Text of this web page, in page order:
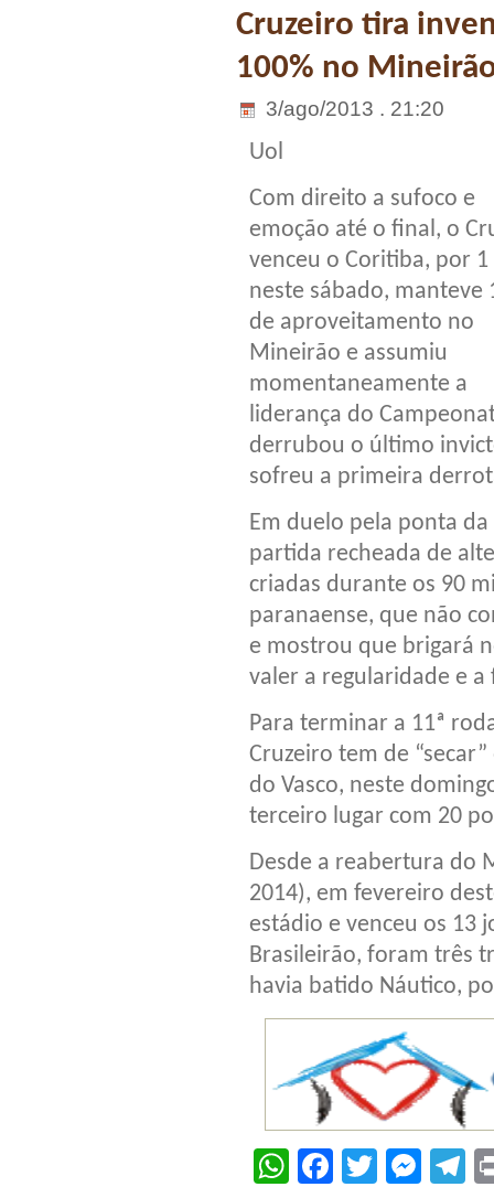
Cruzeiro tira
100% no
3/ago/2013 . 21:20
Uol
Com direito a sufoco e
emoção até o final, o
venceu o Coritiba, por 1
neste sábado, manteve
de aproveitamento no
Mineirão e assumiu
momentaneamente a
liderança do
derrubou o último
sofreu a primeira
Em duelo pela ponta
partida recheada de
criadas durante os 90
paranaense, que não
e mostrou que brigará
valer a regularidade e
Para terminar a 11ª
Cruzeiro tem de
do Vasco, neste
terceiro lugar com 20
Desde a reabertura do
2014), em fevereiro
estádio e venceu os 13
Brasileirão, foram três
havia batido Náutico,
WhatsApp
Facebook
Twitter